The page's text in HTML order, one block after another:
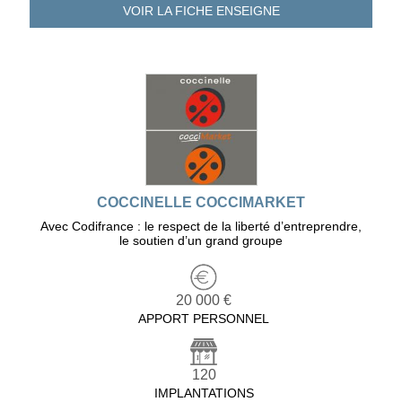
VOIR LA FICHEENSEIGNE
COCCINELLE COCCIMARKET
Avec Codifrance : le respect de la liberté d’entreprendre,
le soutien d’un grand groupe
20 000 €
APPORT PERSONNEL
120
IMPLANTATIONS